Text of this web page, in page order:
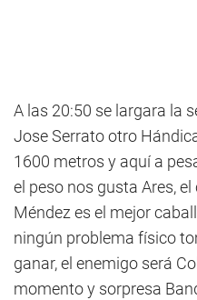
A las 20:50 se largara la
Jose Serrato otro
1600 metros y aquí a
el peso nos gusta Ares,
Méndez es el mejor
ningún problema físico
ganar, el enemigo será
momento y sorpresa